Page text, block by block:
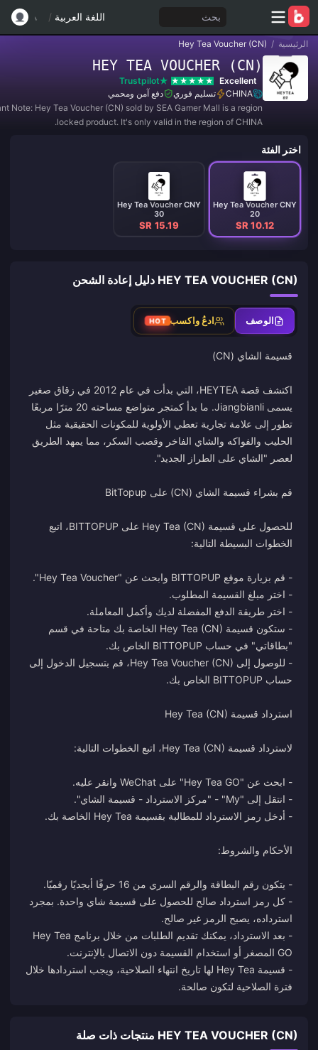
بحث اللغة العربية /
الرئيسية /
Hey Tea Voucher (CN)
HEY TEA VOUCHER (CN)
Excellent
Trustpilot
CHINA
تسليم فوري
دفع آمن ومحمي
Note: Hey Tea Voucher (CN) sold by SEA Gamer Mall is a region
locked product. It's only valid in the region of CHINA.
اختر الفئة
Hey Tea Voucher CNY
20
SR 10.12
Hey Tea Voucher CNY
30
SR 15.19
HEY TEA VOUCHER (CN) دليل إعادة الشحن
الوصف ادعُ واكسب HOT
اكتشف قصة HEYTEA، التي بدأت في عام 2012 في زقاق صغير
يسمى Jiangbianli. ما بدأ كمتجر متواضع مساحته 20 مترًا مربعًا
تطور إلى علامة تجارية تعطي الأولوية للمكونات الحقيقية مثل
الحليب والفواكه والشاي الفاخر وقصب السكر، مما يمهد الطريق
للحصول على قسيمة Hey Tea (CN) على BITTOPUP، اتبع
- ستكون قسيمة Hey Tea (CN) الخاصة بك متاحة في قسم
- للوصول إلى Hey Tea Voucher (CN)، قم بتسجيل الدخول إلى
- كل رمز استرداد صالح للحصول على قسيمة شاي واحدة. بمجرد
- بعد الاسترداد، يمكنك تقديم الطلبات من خلال برنامج Hey Tea
- قسيمة Hey Tea لها تاريخ انتهاء الصلاحية، ويجب استردادها خلال
فترة الصلاحية لتكون صالحة.
HEY TEA VOUCHER (CN) منتجات ذات صلة